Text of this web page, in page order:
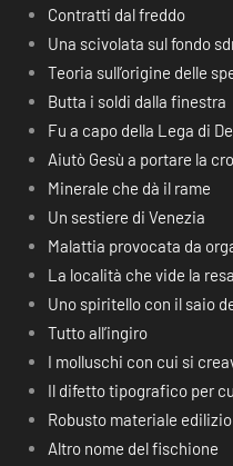
Contratti dal freddo
Una scivolata sul fondo
Teoria sull’origine delle
Butta i soldi dalla finestra
Fu a capo della Lega di
Aiutò Gesù a portare la
Minerale che dà il rame
Un sestiere di Venezia
Malattia provocata da
La località che vide la
Uno spiritello con il saio
Tutto all’ingiro
I molluschi con cui si
Il difetto tipografico per
Robusto materiale edilizio
Altro nome del fischione